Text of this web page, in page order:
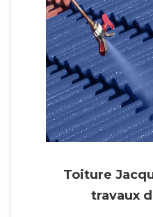
Toiture
travaux